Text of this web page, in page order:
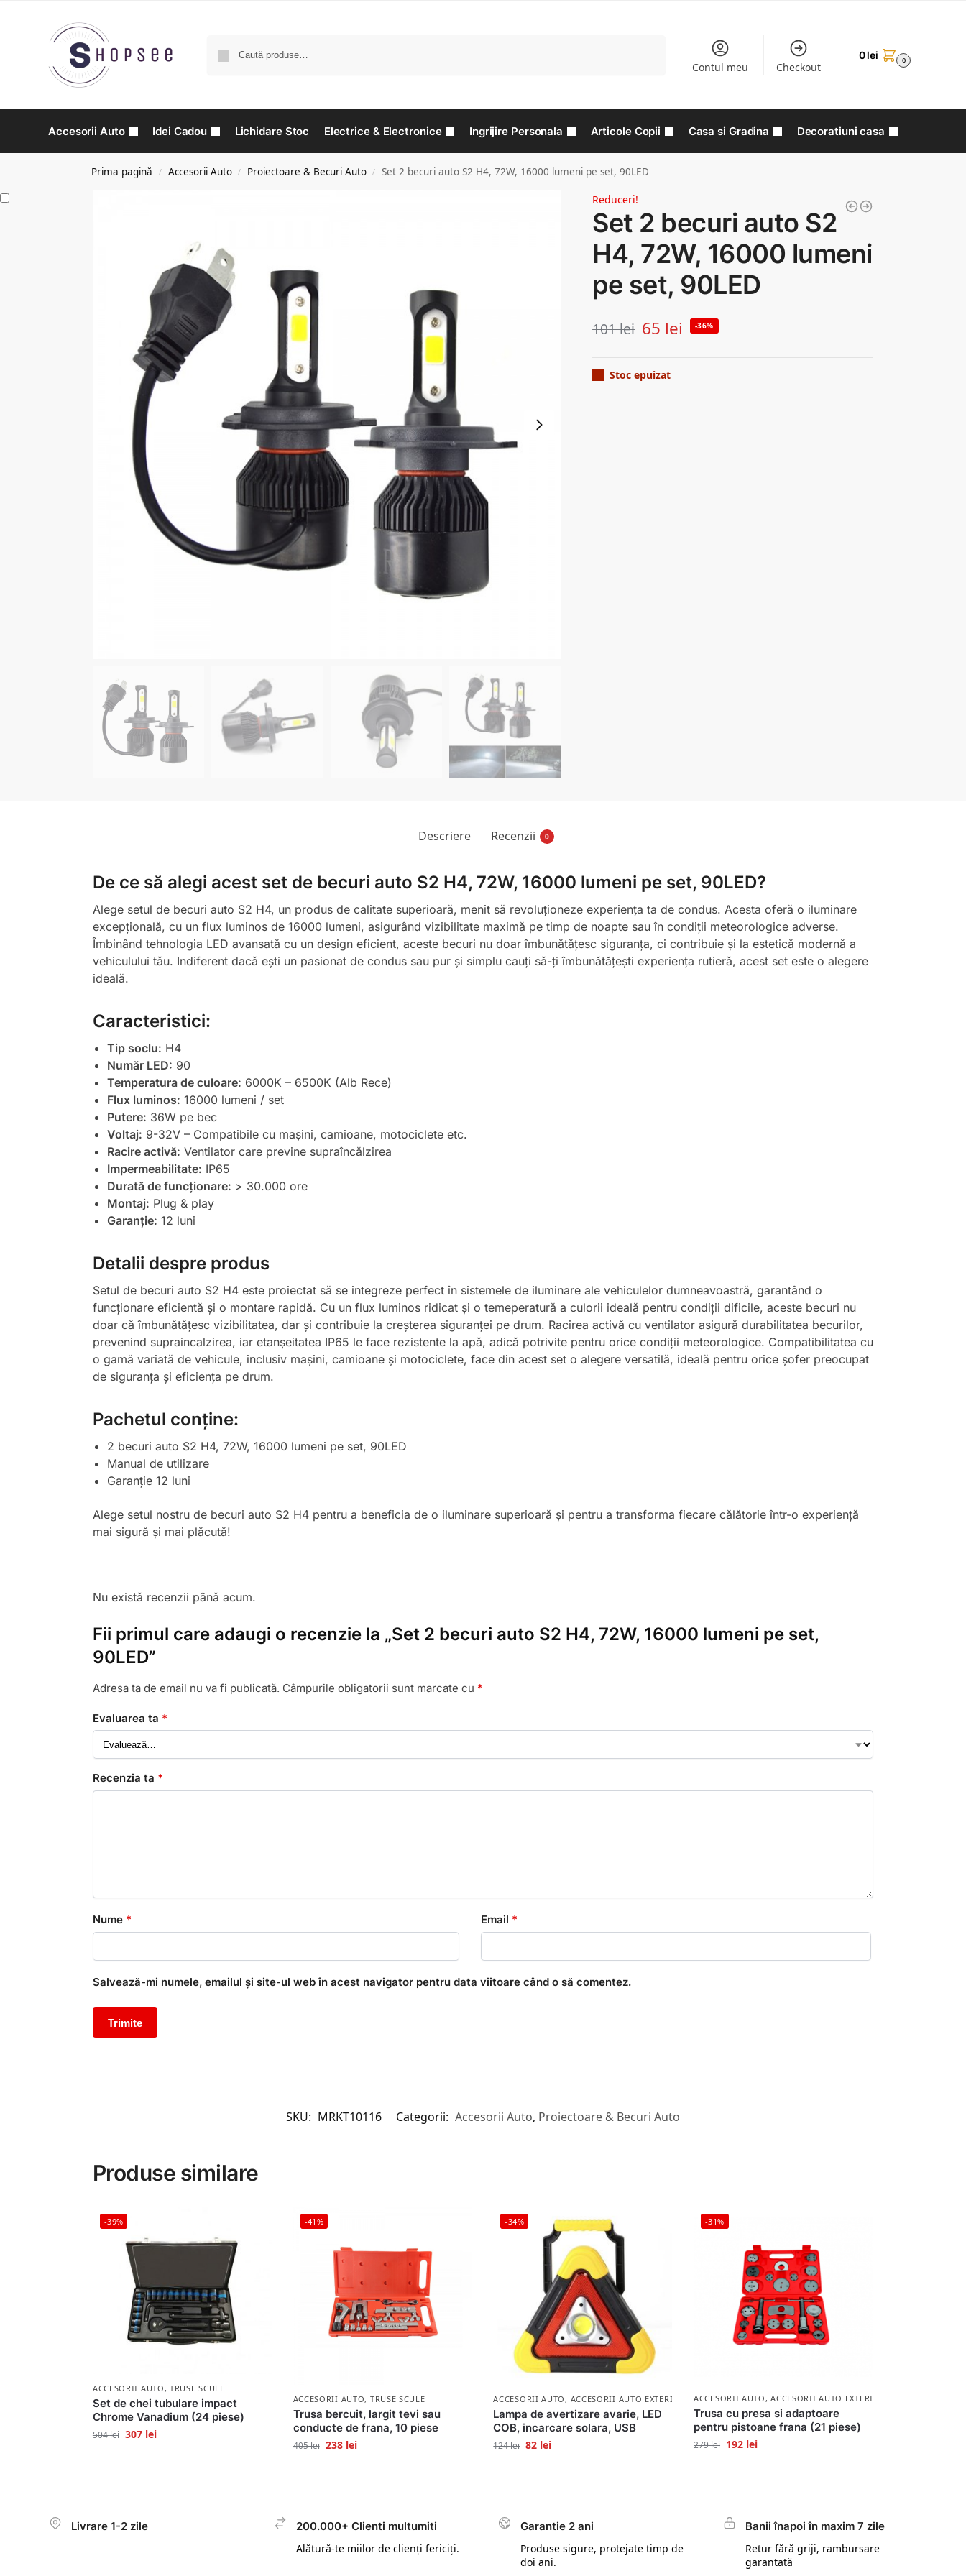
Contul meu Checkout
0lei 0
Accesorii Auto Idei Cadou Lichidare Stoc Electrice & Electronice Ingrijire Personala Articole Copii Casa si Gradina Decoratiuni casa
Prima pagină / Accesorii Auto / Proiectoare & Becuri Auto / Set 2 becuri auto S2 H4, 72W, 16000 lumeni pe set, 90LED
Reduceri!
Set 2 becuri auto S2
H4, 72W, 16000 lumeni
pe set, 90LED
101lei 65 lei -36%
Stoc epuizat
Descriere Recenzii 0
De ce să alegi acest set de becuri auto S2 H4, 72W, 16000 lumeni pe set, 90LED?
Alege setul de becuri auto S2 H4, un produs de calitate superioară, menit să revoluționeze experiența ta de condus. Acesta oferă o iluminare
excepțională, cu un flux luminos de 16000 lumeni, asigurând vizibilitate maximă pe timp de noapte sau în condiții meteorologice adverse.
Îmbinând tehnologia LED avansată cu un design eficient, aceste becuri nu doar îmbunătățesc siguranța, ci contribuie și la estetică modernă a
vehiculului tău. Indiferent dacă ești un pasionat de condus sau pur și simplu cauți să-ți îmbunătățești experiența rutieră, acest set este o alegere
ideală.
Caracteristici:
Tip soclu: H4
Număr LED: 90
Temperatura de culoare: 6000K – 6500K (Alb Rece)
Flux luminos: 16000 lumeni / set
Putere: 36W pe bec
Voltaj: 9-32V – Compatibile cu mașini, camioane, motociclete etc.
Racire activă: Ventilator care previne supraîncălzirea
Impermeabilitate: IP65
Durată de funcționare: > 30.000 ore
Montaj: Plug & play
Garanție: 12 luni
Detalii despre produs
Setul de becuri auto S2 H4 este proiectat să se integreze perfect în sistemele de iluminare ale vehiculelor dumneavoastră, garantând o
funcționare eficientă și o montare rapidă. Cu un flux luminos ridicat și o temeperatură a culorii ideală pentru condiții dificile, aceste becuri nu
doar că îmbunătățesc vizibilitatea, dar și contribuie la creșterea siguranței pe drum. Racirea activă cu ventilator asigură durabilitatea becurilor,
prevenind supraincalzirea, iar etanșeitatea IP65 le face rezistente la apă, adică potrivite pentru orice condiții meteorologice. Compatibilitatea cu
o gamă variată de vehicule, inclusiv mașini, camioane și motociclete, face din acest set o alegere versatilă, ideală pentru orice șofer preocupat
de siguranța și eficiența pe drum.
Pachetul conține:
2 becuri auto S2 H4, 72W, 16000 lumeni pe set, 90LED
Manual de utilizare
Garanție 12 luni
Alege setul nostru de becuri auto S2 H4 pentru a beneficia de o iluminare superioară și pentru a transforma fiecare călătorie într-o experiență
mai sigură și mai plăcută!
Nu există recenzii până acum.
Fii primul care adaugi o recenzie la „Set 2 becuri auto S2 H4, 72W, 16000 lumeni pe set,
90LED”
Adresa ta de email nu va fi publicată. Câmpurile obligatorii sunt marcate cu *
Evaluarea ta *
Recenzia ta *
Nume * Email *
Salvează-mi numele, emailul și site-ul web în acest navigator pentru data viitoare când o să comentez.
SKU: MRKT10116 Categorii: Accesorii Auto, Proiectoare & Becuri Auto
Produse similare
-39%
ACCESORII AUTO ,TRUSE SCULE
Set de chei tubulare impact
Chrome Vanadium (24 piese)
504lei 307 lei
-41%
ACCESORII AUTO, TRUSE SCULE
Trusa bercuit, largit tevi sau
conducte de frana, 10 piese
405lei 238 lei
-34%
ACCESORII AUTO, ACCESORII AUTO EXTERIOR
Lampa de avertizare avarie, LED
COB, incarcare solara, USB
124lei 82 lei
-31%
ACCESORII AUTO ,ACCESORII AUTO EXTERIOR
Trusa cu presa si adaptoare
pentru pistoane frana (21 piese)
279lei 192 lei
Livrare 1-2 zile
200.000+ Clienti multumiti
Alătură-te miilor de clienți fericiți.
Garantie 2 ani
Produse sigure, protejate timp de
doi ani.
Banii înapoi în maxim 7 zile
Retur fără griji, rambursare
garantată